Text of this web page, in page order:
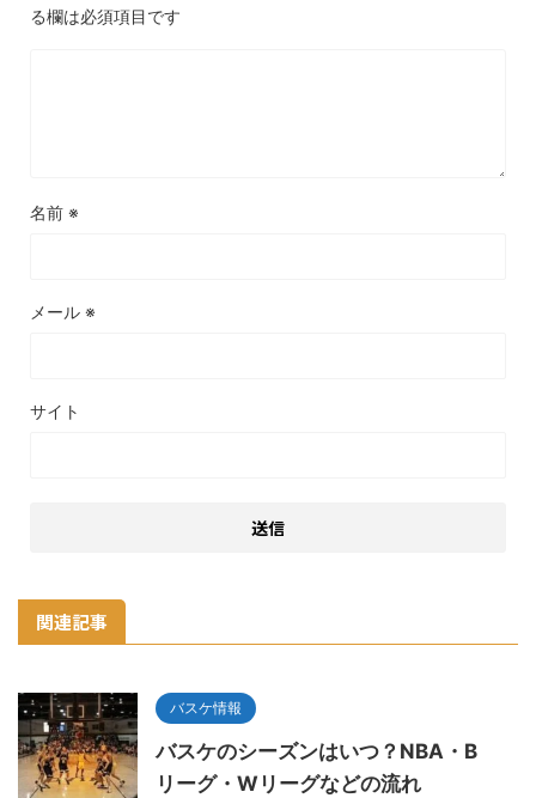
る欄は必須項目です
名前 ※
メール ※
サイト
関連記事
バスケ情報
バスケのシーズンはいつ？NBA・B
リーグ・Wリーグなどの流れ